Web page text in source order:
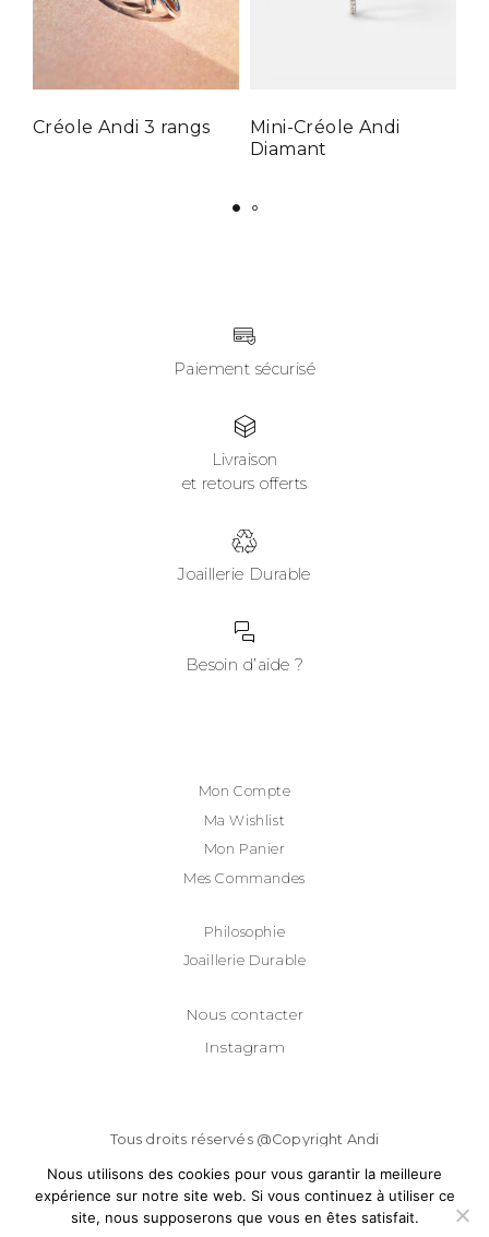
Créole Andi 3 rangs
Mini-Créole Andi
Diamant
Paiement sécurisé
Livraison
et retours offerts
Joaillerie Durable
Besoin d’aide ?
Mon Compte
Ma Wishlist
Mon Panier
Mes Commandes
Philosophie
Joaillerie Durable
Nous contacter
Instagram
Tous droits réservés @Copyright Andi
Marthe2022.
Mentions légales
Termes et conditions générales
Nous utilisons des cookies pour vous garantir la meilleure
expérience sur notre site web. Si vous continuez à utiliser ce
site, nous supposerons que vous en êtes satisfait.